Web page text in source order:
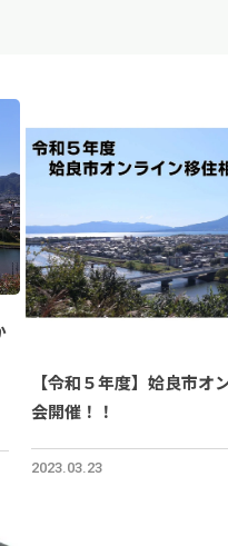
【令和５年度】姶良市オ
会開催！！
2023.03.23